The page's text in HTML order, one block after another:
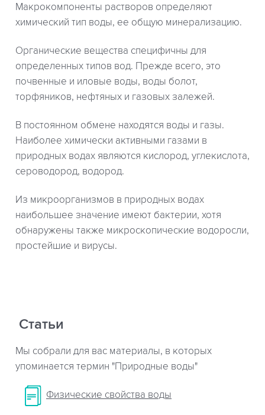
Макрокомпоненты растворов определяют
химический тип воды, ее общую минерализацию.
Органические вещества специфичны для
определенных типов вод. Прежде всего, это
почвенные и иловые воды, воды болот,
торфяников, нефтяных и газовых залежей.
В постоянном обмене находятся воды и газы.
Наиболее химически активными газами в
природных водах являются кислород, углекислота,
сероводород, водород.
Из микроорганизмов в природных водах
наибольшее значение имеют бактерии, хотя
обнаружены также микроскопические водоросли,
простейшие и вирусы.
Статьи
Мы собрали для вас материалы, в которых
упоминается термин "Природные воды"
Физические свойства воды